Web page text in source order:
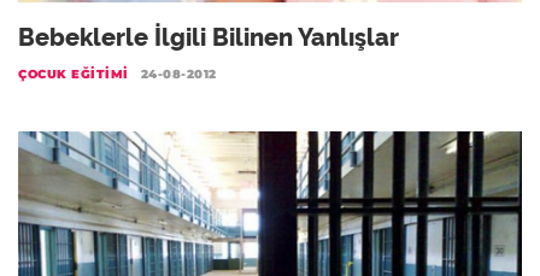
Bebeklerle İlgili Bilinen Yanlışlar
ÇOCUK EĞITIMI 24-08-2012